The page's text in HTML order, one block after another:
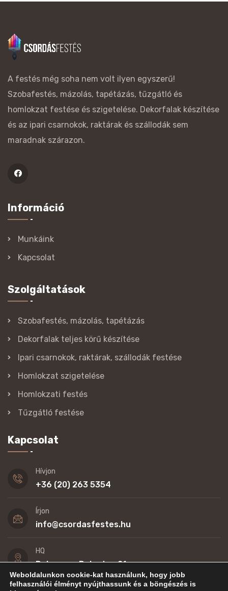
A festés még soha nem volt ilyen egyszerű!
Szobafestés, mázolás, tapétázás, tűzgátló és
homlokzat festése és szigetelése. Dekorfalak készítése
és az ipari csarnokok, raktárak és szállodák sem
maradnak szárazon.
Információ
Munkáink
Kapcsolat
Szolgáltatások
Szobafestés, mázolás, tapétázás
Dekorfalak teljes körű készítése
Ipari csarnokok, raktárak, szállodák festése
Homlokzat szigetelése
Homlokzati festés
Tűzgátló festése
Kapcsolat
Hívjon
+36 (20) 263 5354
Írjon
info@csordasfestes.hu
HQ
Debrecen, Dob utca 21.
Weboldalunkon cookie-kat használunk, hogy jobb
felhasználói élményt nyújthassunk és a böngészés is